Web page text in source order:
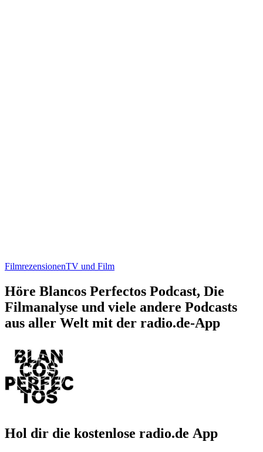
FilmrezensionenTV und Film
Höre Blancos Perfectos Podcast, Die
Filmanalyse und viele andere Podcasts
aus aller Welt mit der radio.de-App
Hol dir die kostenlose radio.de App